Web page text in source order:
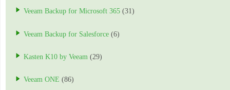
Veeam Backup for Microsoft 365 (31)
Veeam Backup for Salesforce (6)
Kasten K10 by Veeam (29)
Veeam ONE (86)